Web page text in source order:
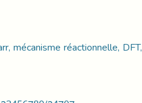
mécanisme réactionnelle, DFT,